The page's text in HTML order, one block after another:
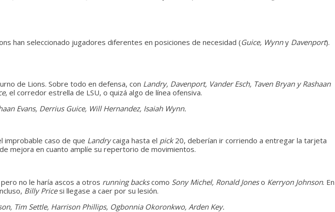
han seleccionado jugadores diferentes en posiciones de necesidad (Guice, Wynny Davenport).
de Lions. Sobre todo en defensa, con Landry, Davenport, Vander Esch, Taven Bryan y Rashaan
, el corredor estrella de LSU, o quizá algo de línea ofensiva.
Evans, Derrius Guice, Will Hernandez, Isaiah Wynn.
improbable caso de que Landrycaiga hasta el pick20, deberían ir corriendo a entregar la tarjeta
mejora en cuanto amplíe su repertorio de movimientos.
no le haría ascos a otros running backscomo Sony Michel, Ronald Joneso Kerryon Johnson. En
Billy Pricesi llegase a caer por su lesión.
Tim Settle, Harrison Phillips, Ogbonnia Okoronkwo, Arden Key.